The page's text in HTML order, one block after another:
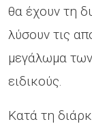
θα έχουν τη
λύσουν τις
μεγάλωμα
ειδικούς.
Κατά τη